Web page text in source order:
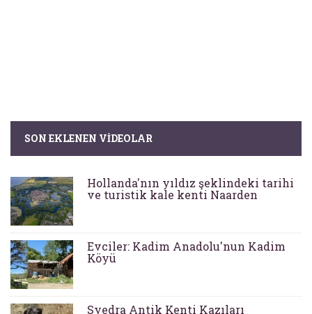
SON EKLENEN VIDEOLAR
Hollanda'nın yıldız şeklindeki tarihi
ve turistik kale kenti Naarden
Evciler: Kadim Anadolu'nun Kadim
Köyü
Syedra Antik Kenti Kazıları